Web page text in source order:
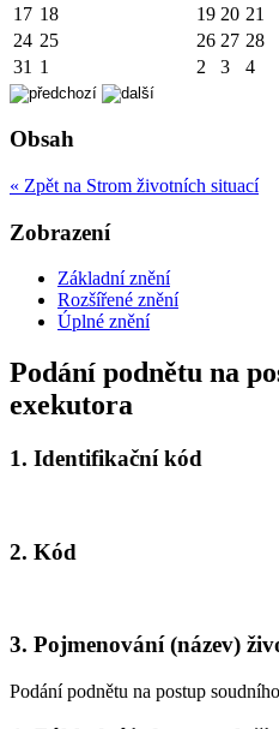
17 18 19 20 21
24 25 26 27 28
31 1 2 3 4
Obsah
« Zpět na Strom životních situací
Zobrazení
Základní znění
Rozšířené znění
Úplné znění
Podání podnětu na
exekutora
1. Identifikační kód
2. Kód
3. Pojmenování (název)
Podání podnětu na postup